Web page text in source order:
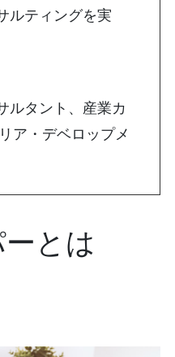
ルティングを実
ルタント、産業カ
ア・デベロップメ
とは